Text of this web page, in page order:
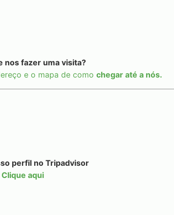
nos fazer uma visita?
e o mapa de como chegar até a nós.
perfil no Tripadvisor
Clique aqui